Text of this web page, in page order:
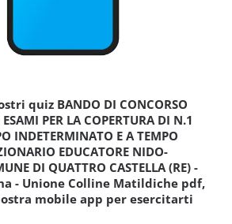
quiz BANDO DI CONCORSO
PER LA COPERTURA DI N.1
INDETERMINATO E A TEMPO
EDUCATORE NIDO-
DI QUATTRO CASTELLA (RE) -
- Unione Colline Matildiche pdf,
mobile app per esercitarti